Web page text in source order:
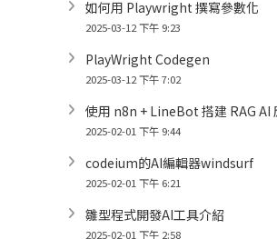
如何用 Playwright 撰寫參數化
2025-03-12 下午 9:23
PlayWright Codegen
2025-03-12 下午 7:02
使用 n8n + LineBot 搭建 RAG AI
2025-02-01 下午 9:44
codeium的AI編輯器windsurf
2025-02-01 下午 6:21
雛型程式開發AI工具介紹
2025-02-01 下午 2:58